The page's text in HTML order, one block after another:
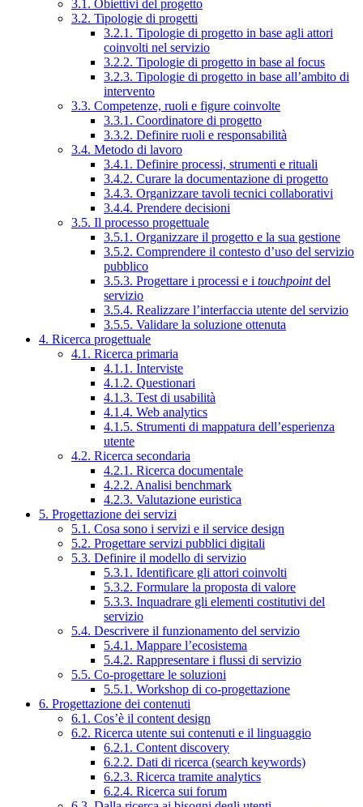
3.1. Obiettivi del progetto
3.2. Tipologie di progetti
3.2.1. Tipologie di progetto in base agli attori
coinvolti nel servizio
3.2.2. Tipologie di progetto in base al focus
3.2.3. Tipologie di progetto in base all’ambito di
intervento
3.3. Competenze, ruoli e figure coinvolte
3.3.1. Coordinatore di progetto
3.3.2. Definire ruoli e responsabilità
3.4. Metodo di lavoro
3.4.1. Definire processi, strumenti e rituali
3.4.2. Curare la documentazione di progetto
3.4.3. Organizzare tavoli tecnici collaborativi
3.4.4. Prendere decisioni
3.5. Il processo progettuale
3.5.1. Organizzare il progetto e la sua gestione
3.5.2. Comprendere il contesto d’uso del servizio
pubblico
3.5.3. Progettare i processi e i touchpointdel
servizio
3.5.4. Realizzare l’interfaccia utente del servizio
3.5.5. Validare la soluzione ottenuta
4. Ricerca progettuale
4.1. Ricerca primaria
4.1.1. Interviste
4.1.2. Questionari
4.1.3. Test di usabilità
4.1.4. Web analytics
4.1.5. Strumenti di mappatura dell’esperienza
utente
4.2. Ricerca secondaria
4.2.1. Ricerca documentale
4.2.2. Analisi benchmark
4.2.3. Valutazione euristica
5. Progettazione dei servizi
5.1. Cosa sono i servizi e il service design
5.2. Progettare servizi pubblici digitali
5.3. Definire il modello di servizio
5.3.1. Identificare gli attori coinvolti
5.3.2. Formulare la proposta di valore
5.3.3. Inquadrare gli elementi costitutivi del
servizio
5.4. Descrivere il funzionamento del servizio
5.4.1. Mappare l’ecosistema
5.4.2. Rappresentare i flussi di servizio
5.5. Co-progettare le soluzioni
5.5.1. Workshop di co-progettazione
6. Progettazione dei contenuti
6.1. Cos’è il content design
6.2. Ricerca utente sui contenuti e il linguaggio
6.2.1. Content discovery
6.2.2. Dati di ricerca (search keywords)
6.2.3. Ricerca tramite analytics
6.2.4. Ricerca sui forum